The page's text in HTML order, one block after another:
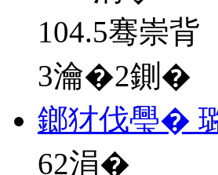
104.5骞崇背
3瀹�2鍘�
鎯犲伐璺�
62涓�